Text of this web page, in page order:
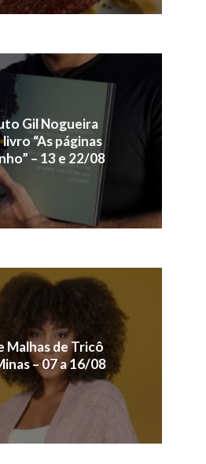
Gil Nogueira
“As páginas
– 13 e 22/08
Malhas de Tricô
– 07 a 16/08